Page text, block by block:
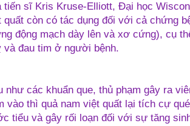
tiến sĩ Kris Kruse-Elliott, Đại học
quất còn có tác dụng đối với cả chứng
động mạch dày lên và xơ cứng), cụ
và đau tim ở người bệnh.
như các khuẩn que, thủ phạm gây ra
vào thì quả nam việt quất lại tích cự
tiểu và gây rối loạn đối với sự tăng